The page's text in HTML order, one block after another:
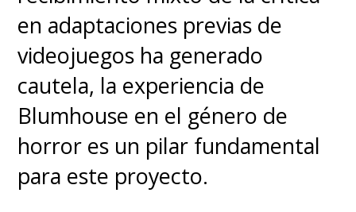
en adaptaciones previas de
videojuegos ha generado
cautela, la experiencia de
Blumhouse en el género de
horror es un pilar fundamental
para este proyecto.